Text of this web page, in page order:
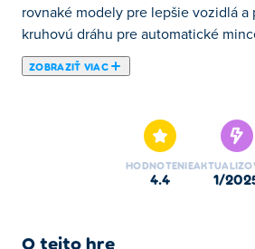
rovnaké modely pre lepšie vozidlá a
kruhovú dráhu pre automatické
ZOBRAZIŤ VIAC
HODNOTENIE
4.4 1/
O tejto hre